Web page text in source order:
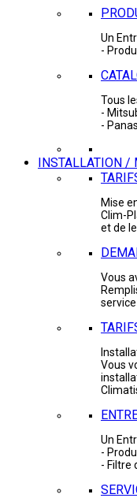
Un
-
Tous
-
-
INSTALLATION /
Mise
Clim-
et de
Vous
Vous
Un
-
- Filtre